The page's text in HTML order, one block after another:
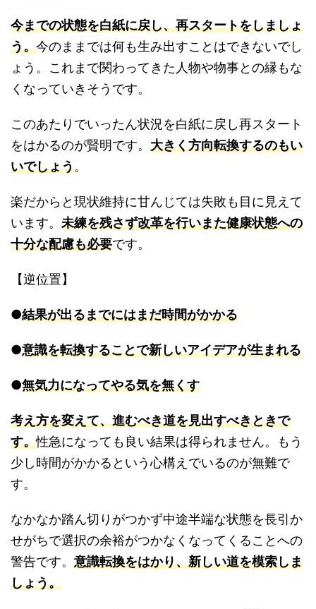
今までの状態を白紙に戻し、再スタートをしましょ
う。今のままでは何も生み出すことはできないでし
ょう。これまで関わってきた人物や物事との縁もな
くなっていきそうです。
このあたりでいったん状況を白紙に戻し再スタート
をはかるのが賢明です。 大きく方向転換するのもい
いでしょう。
楽だからと現状維持に甘んじては失敗も目に見えて
います。 未練を残さず改革を行いまた健康状態への
十分な配慮も必要です。
【逆位置】
●結果が出るまでにはまだ時間がかかる
●意識を転換することで新しいアイデアが生まれる
●無気力になってやる気を無くす
考え方を変えて、進むべき道を見出すべきときで
す。性急になっても良い結果は得られません。もう
少し時間がかかるという心構えでいるのが無難で
す。
なかなか踏ん切りがつかず中途半端な状態を長引か
せがちで選択の余裕がつかなくなってくることへの
警告です。 意識転換をはかり、新しい道を模索しま
しょう。